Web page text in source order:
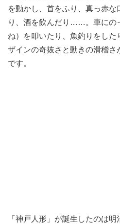
を動かし、首をふり、真っ赤な
り、酒を飲んだり……。車にの
ね）を叩いたり、魚釣りをし
ザインの奇抜さと動きの滑稽
です。
「神戸人形」が誕生したのは